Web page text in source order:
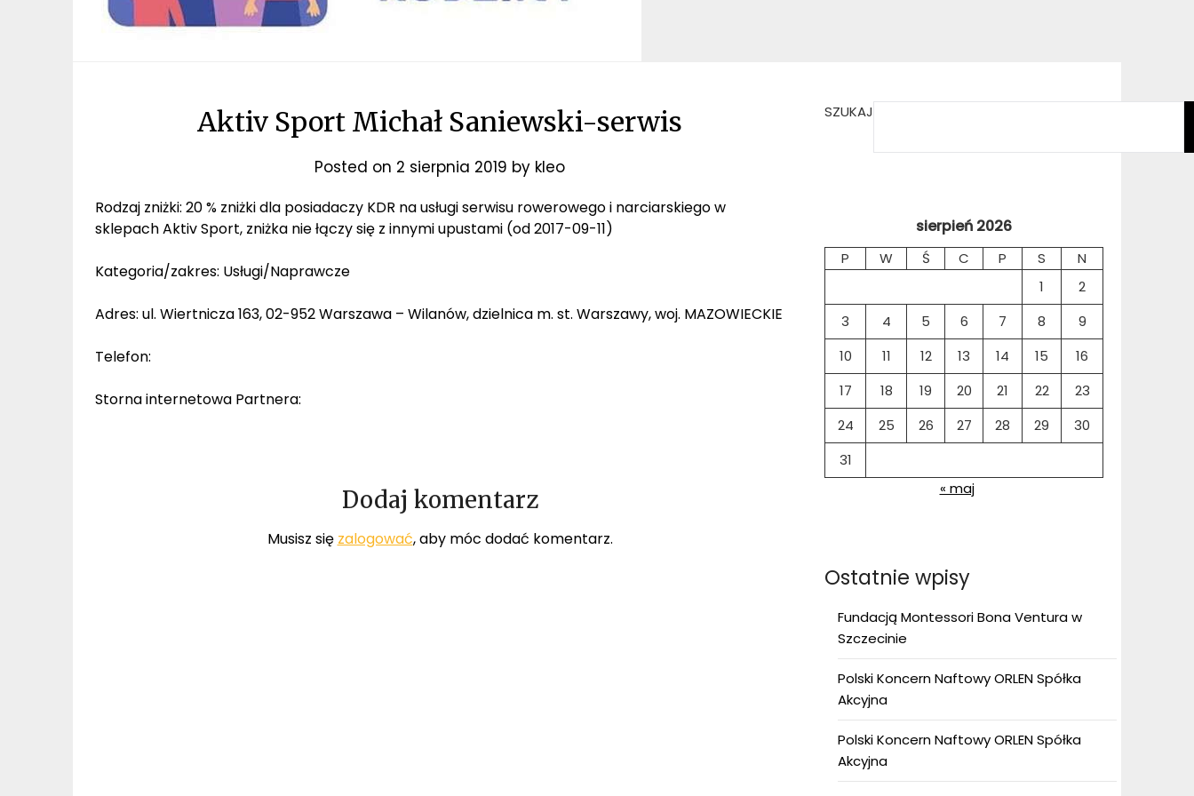
Aktiv Sport Michał Saniewski-serwis
Posted on 2 sierpnia 2019 by kleo
Rodzaj zniżki: 20 % zniżki dla posiadaczy KDR na usługi serwisu rowerowego i narciarskiego w
sklepach Aktiv Sport, zniżka nie łączy się z innymi upustami (od 2017-09-11)
Kategoria/zakres: Usługi/Naprawcze
Adres: ul. Wiertnicza 163, 02-952 Warszawa – Wilanów, dzielnica m. st. Warszawy, woj. MAZOWIECKIE
Telefon:
Storna internetowa Partnera:
Dodaj komentarz
Musisz się zalogować, aby móc dodać komentarz.
SZUKAJ
sierpień 2026
P W Ś C P S
N
1
2
3
4 5 6 7 8
9
10
11 12 13 14 15
16
17
18 19 20 21 22
23
24
25 26 27 28 29
30
31
« maj
Ostatnie wpisy
Fundacją Montessori Bona Ventura w
Szczecinie
Polski Koncern Naftowy ORLEN Spółka
Akcyjna
Polski Koncern Naftowy ORLEN Spółka
Akcyjna